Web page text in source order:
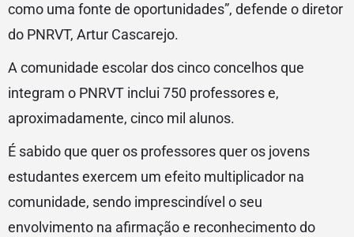
como uma fonte de oportunidades”, defende o diretor
do PNRVT, Artur Cascarejo.
A comunidade escolar dos cinco concelhos que
integram o PNRVT inclui 750 professores e,
aproximadamente, cinco mil alunos.
É sabido que quer os professores quer os jovens
estudantes exercem um efeito multiplicador na
comunidade, sendo imprescindível o seu
envolvimento na afirmação e reconhecimento do